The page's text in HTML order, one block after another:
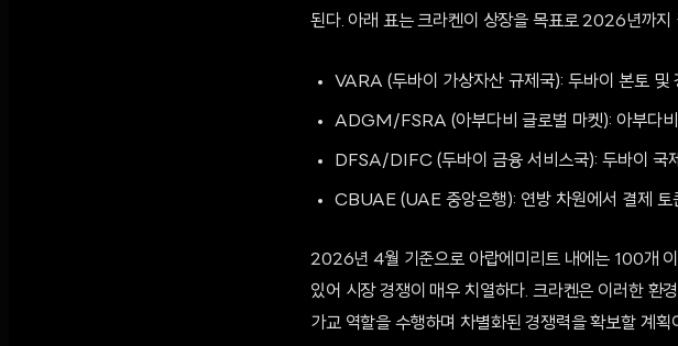
된다. 아래 표는 크라켄이 상장을 목표로 2026년까지
VARA (두바이 가상자산 규제국): 두바이 본토 및
ADGM/FSRA (아부다비 글로벌 마켓): 아부다비
DFSA/DIFC (두바이 금융 서비스국): 두바이 국
CBUAE (UAE 중앙은행): 연방 차원에서 결제 토
2026년 4월 기준으로 아랍에미리트 내에는 100개
있어 시장 경쟁이 매우 치열하다. 크라켄은 이러한 환
가교 역할을 수행하며 차별화된 경쟁력을 확보할 계